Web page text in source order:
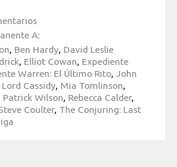
A:
, Ben Hardy, David Leslie
, Elliot Cowan, Expediente
Warren: El Último Rito, John
Lord Cassidy, Mia Tomlinson,
Patrick Wilson, Rebecca Calder,
Coulter, The Conjuring: Last